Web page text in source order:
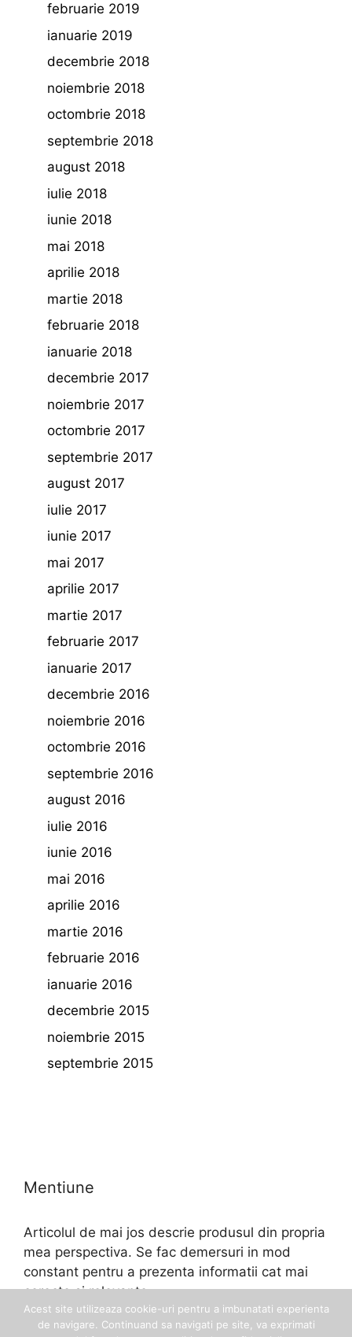
februarie 2019
ianuarie 2019
decembrie 2018
noiembrie 2018
octombrie 2018
septembrie 2018
august 2018
iulie 2018
iunie 2018
mai 2018
aprilie 2018
martie 2018
februarie 2018
ianuarie 2018
decembrie 2017
noiembrie 2017
octombrie 2017
septembrie 2017
august 2017
iulie 2017
iunie 2017
mai 2017
aprilie 2017
martie 2017
februarie 2017
ianuarie 2017
decembrie 2016
noiembrie 2016
octombrie 2016
septembrie 2016
august 2016
iulie 2016
iunie 2016
mai 2016
aprilie 2016
martie 2016
februarie 2016
ianuarie 2016
decembrie 2015
noiembrie 2015
septembrie 2015
Mentiune
Articolul de mai jos descrie produsul din propria
mea perspectiva. Se fac demersuri in mod
constant pentru a prezenta informatii cat mai
corecte si relevante.
Acest site utilizeaza cookie-uri pentru a imbunatati experienta
de navigare. Continuand sa navigati pe site, va exprimati